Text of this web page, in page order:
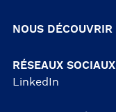
NOUS DÉCOUVRIR
RÉSEAUX SOCIAUX
LinkedIn